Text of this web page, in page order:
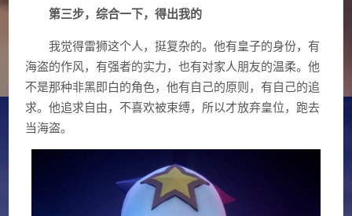
第三步，综合一下，得出我的
我觉得雷狮这个人，挺复杂的。他有皇子的身份，有
海盗的作风，有强者的实力，也有对家人朋友的温柔。他
不是那种非黑即白的角色，他有自己的原则，有自己的追
求。他追求自由，不喜欢被束缚，所以才放弃皇位，跑去
当海盗。